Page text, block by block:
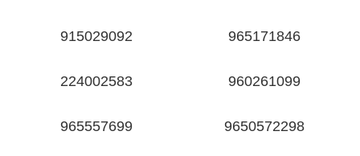
915029092 965171846
224002583 960261099
965557699 9650572298